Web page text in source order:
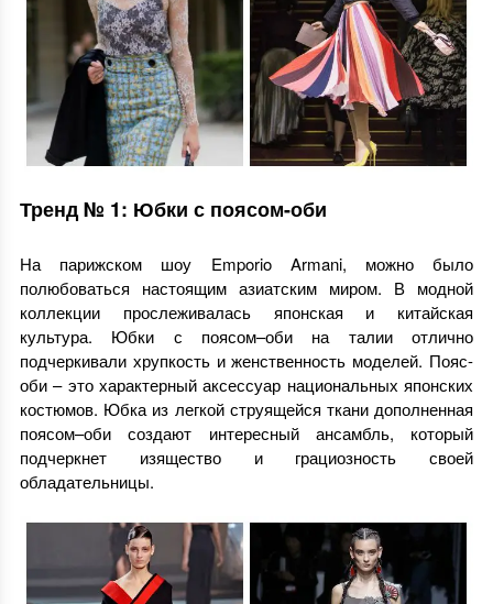
Тренд № 1: Юбки с поясом-оби
На парижском шоу Emporio Armani, можно было
полюбоваться настоящим азиатским миром. В модной
коллекции прослеживалась японская и китайская
культура. Юбки с поясом–оби на талии отлично
подчеркивали хрупкость и женственность моделей. Пояс-
оби – это характерный аксессуар национальных японских
костюмов. Юбка из легкой струящейся ткани дополненная
поясом–оби создают интересный ансамбль, который
подчеркнет изящество и грациозность своей
обладательницы.